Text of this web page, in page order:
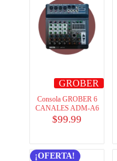
GROBER
Consola GROBER 6
CANALES ADM-A6
$99.99
¡OFERTA!